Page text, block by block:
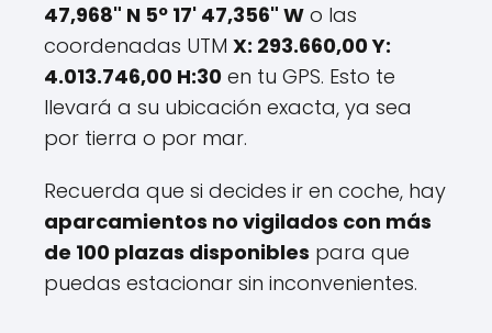
47,968" N 5º 17' 47,356" W o las
coordenadas UTM X: 293.660,00 Y:
4.013.746,00 H:30 en tu GPS. Esto te
llevará a su ubicación exacta, ya sea
por tierra o por mar.
Recuerda que si decides ir en coche, hay
aparcamientos no vigilados con más
de 100 plazas disponibles para que
puedas estacionar sin inconvenientes.